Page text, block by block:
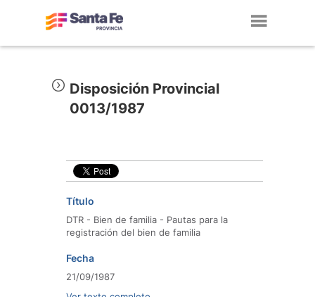
Disposición Provincial
0013/1987
Título
DTR - Bien de familia - Pautas para la
registración del bien de familia
Fecha
21/09/1987